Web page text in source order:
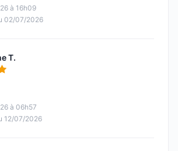
à 16h09
02/07/2026
T.
5
à 06h57
12/07/2026